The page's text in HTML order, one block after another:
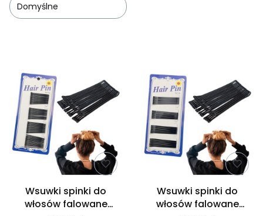
Domyślne
Wsuwki spinki do
włosów falowane
Wsuwki spinki do
włosów falowane